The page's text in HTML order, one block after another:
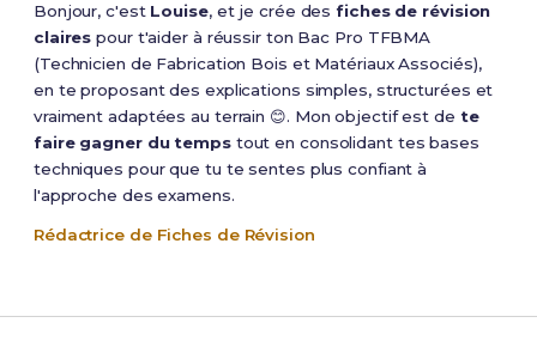
Bonjour, c'est Louise, et je crée desfiches de révision
claires pour t'aider à réussir ton Bac Pro TFBMA
(Technicien de Fabrication Bois et Matériaux Associés),
en te proposant des explications simples, structurées et
vraiment adaptées au terrain 😊. Mon objectif est de te
faire gagner du tempstout en consolidant tes bases
techniques pour que tu te sentes plus confiant à
l'approche des examens.
Rédactrice de Fiches de Révision